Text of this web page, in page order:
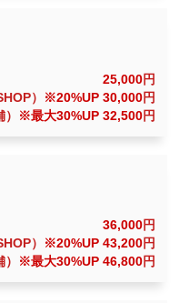
25,000円
）
※20%UP 30,000円
※最大30%UP 32,500円
36,000円
）
※20%UP 43,200円
※最大30%UP 46,800円